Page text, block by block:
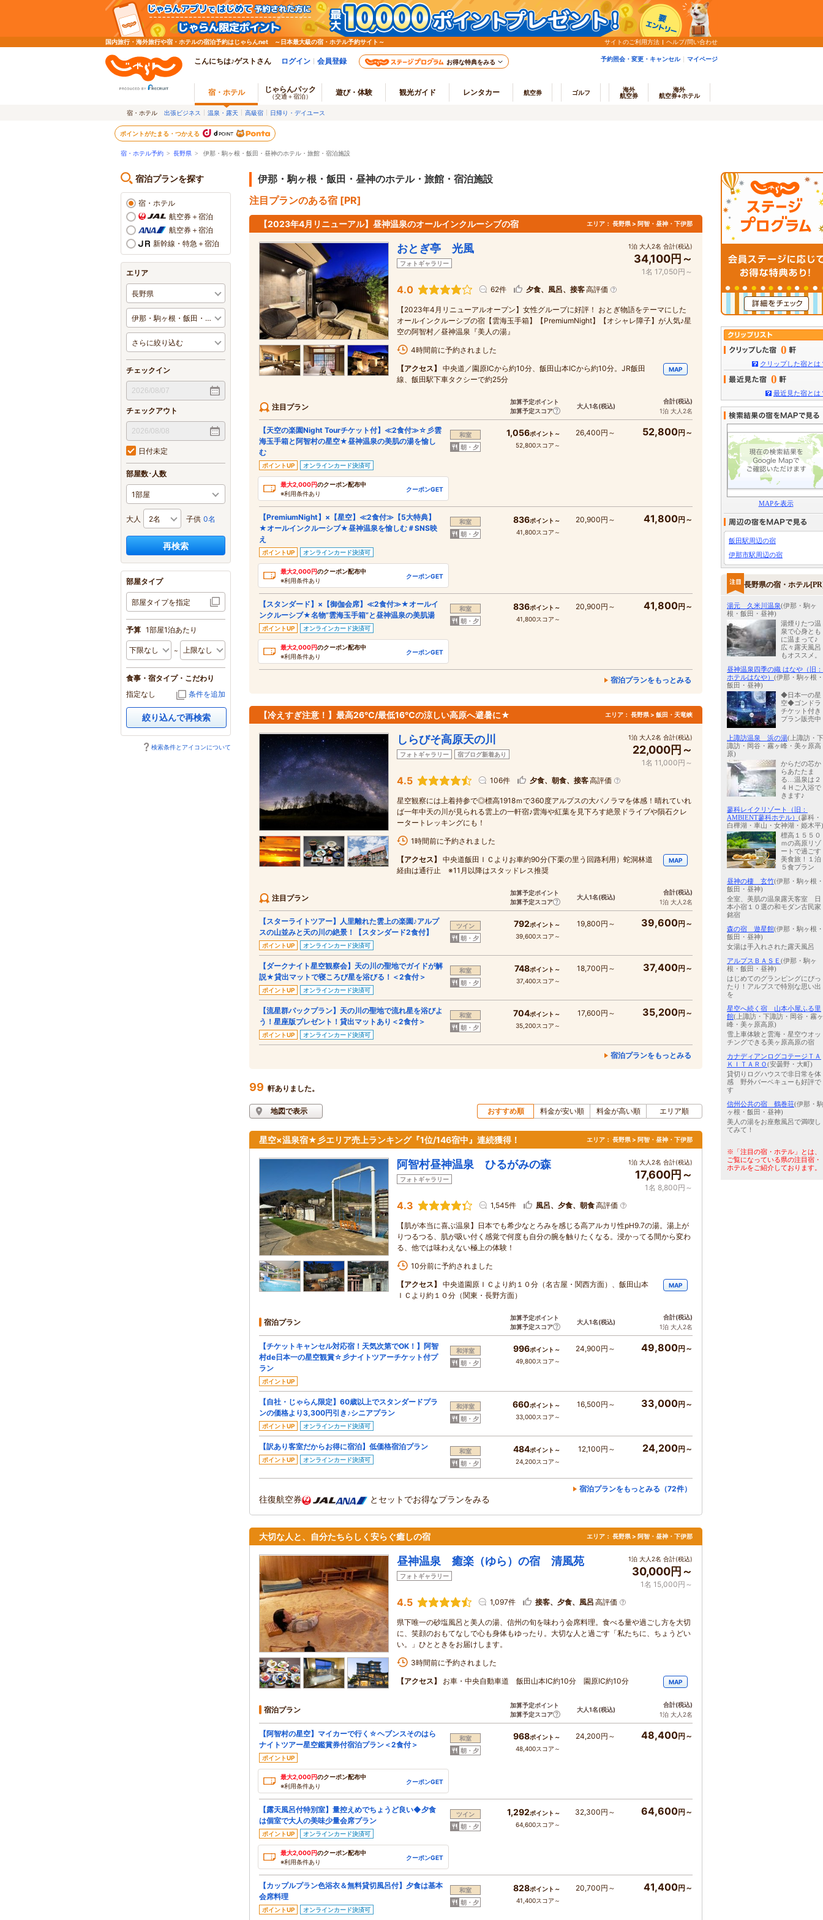
国内旅行・海外旅行や宿・ホテルの宿泊予約はじゃらんnet ～日本最大級の宿・ホテル予約サイト～ サイトのご利用方法 ヘルプ/問い合わせ
こんにちは♪ゲストさん ログイン 会員登録 お得な特典をみる 予約照会・変更・キャンセル マイページ
宿・ホテル じゃらんパック
（交通＋宿泊） 遊び・体験 観光ガイド レンタカー 航空券 ゴルフ
海外
航空券
海外
航空券+ホテル
宿・ホテル 出張ビジネス 温泉・露天 高級宿 日帰り・デイユース
ポイントがたまる・つかえる
宿・ホテル予約 > 長野県 > 伊那・駒ヶ根・飯田・昼神のホテル・旅館・宿泊施設
宿泊プランを探す
宿・ホテル
航空券＋宿泊
航空券＋宿泊
新幹線・特急＋宿泊
エリア
チェックイン
チェックアウト
日付未定
部屋数･人数
大人 子供 0名
再検索
部屋タイプ
部屋タイプを指定
予算 1部屋1泊あたり
食事・宿タイプ・こだわり
指定なし
条件を追加
絞り込んで再検索
検索条件とアイコンについて
伊那・駒ヶ根・飯田・昼神のホテル・旅館・宿泊施設
注目プランのある宿 [PR]
【2023年4月リニューアル】昼神温泉のオールインクルーシブの宿 エリア： 長野県 > 阿智・昼神・下伊那
おとぎ亭 光風
フォトギャラリー
1泊 大人2名 合計(税込)
34,100円～
1名 17,050円～
4.0 62件 夕食、風呂、接客高評価
【2023年4月リニューアルオープン】女性グループに好評！ おとぎ物語をテーマにした
オールインクルーシブの宿【雲海玉手箱】【PremiumNight】【オシャレ障子】が人気♪星
空の阿智村／昼神温泉『美人の湯』
4時間前に予約されました
【アクセス】
中央道／園原ICから約10分、飯田山本ICから約10分。JR飯田
線、飯田駅下車タクシーで約25分
MAP
注目プラン
加算予定ポイント
加算予定スコア
大人1名(税込)
合計(税込)
1泊 大人2名
【天空の楽園Night Tourチケット付】≪2食付≫☆彡雲
海玉手箱と阿智村の星空★昼神温泉の美肌の湯を愉し
む
ポイントUP オンラインカード決済可
最大2,000円のクーポン配布中
※利用条件あり
クーポンGET
和室
朝・夕
1,056ポイント～
52,800スコア～
26,400円～ 52,800円～
【PremiumNight】×【星空】≪2食付≫【5大特典】
★オールインクルーシブ★昼神温泉を愉しむ＃SNS映
え
ポイントUP オンラインカード決済可
最大2,000円のクーポン配布中
※利用条件あり
クーポンGET
和室
朝・夕
836ポイント～
41,800スコア～
20,900円～ 41,800円～
【スタンダード】×【御伽会席】≪2食付≫★オールイ
ンクルーシブ★名物”雲海玉手箱”と昼神温泉の美肌湯
ポイントUP オンラインカード決済可
最大2,000円のクーポン配布中
※利用条件あり
クーポンGET
和室
朝・夕
836ポイント～
41,800スコア～
20,900円～ 41,800円～
宿泊プランをもっとみる
【冷えすぎ注意！】最高26℃/最低16℃の涼しい高原へ避暑に★ エリア： 長野県 > 飯田・天竜峡
しらびそ高原天の川
フォトギャラリー 宿ブログ新着あり
1泊 大人2名 合計(税込)
22,000円～
1名 11,000円～
4.5 106件 夕食、朝食、接客高評価
星空観察には上着持参で◎標高1918ｍで360度アルプスの大パノラマを体感！晴れていれ
ば一年中天の川が見られる雲上の一軒宿♪雲海や紅葉を見下ろす絶景ドライブや隕石クレ
ータートレッキングにも！
1時間前に予約されました
【アクセス】
中央道飯田ＩＣよりお車約90分(下栗の里う回路利用）蛇洞林道
経由は通行止 ※11月以降はスタッドレス推奨
MAP
注目プラン
加算予定ポイント
加算予定スコア
大人1名(税込)
合計(税込)
1泊 大人2名
【スターライトツアー】人里離れた雲上の楽園♪アルプ
スの山並みと天の川の絶景！【スタンダード2食付】
ポイントUP オンラインカード決済可
ツイン
朝・夕
792ポイント～
39,600スコア～
19,800円～ 39,600円～
【ダークナイト星空観察会】天の川の聖地でガイドが解
説★貸出マットで寝ころび星を浴びる！＜2食付＞
ポイントUP オンラインカード決済可
和室
朝・夕
748ポイント～
37,400スコア～
18,700円～ 37,400円～
【流星群パックプラン】天の川の聖地で流れ星を浴びよ
う！星座版プレゼント！貸出マットあり＜2食付＞
ポイントUP オンラインカード決済可
和室
朝・夕
704ポイント～
35,200スコア～
17,600円～ 35,200円～
宿泊プランをもっとみる
99 軒ありました。
地図で表示 おすすめ順 料金が安い順 料金が高い順 エリア順
星空×温泉宿★彡エリア売上ランキング『1位/146宿中』連続獲得！ エリア： 長野県 > 阿智・昼神・下伊那
阿智村昼神温泉 ひるがみの森
フォトギャラリー
1泊 大人2名 合計(税込)
17,600円～
1名 8,800円～
4.3 1,545件 風呂、夕食、朝食高評価
【肌が本当に喜ぶ温泉】日本でも希少なとろみを感じる高アルカリ性pH9.7の湯。湯上が
りつるつる、肌が吸い付く感覚で何度も自分の腕を触りたくなる。浸かってる間から変わ
る、他では味わえない極上の体験！
10分前に予約されました
【アクセス】
中央道園原ＩＣより約１０分（名古屋・関西方面）、飯田山本
ＩＣより約１０分（関東・長野方面）
MAP
宿泊プラン
加算予定ポイント
加算予定スコア
大人1名(税込)
合計(税込)
1泊 大人2名
【チケットキャンセル対応宿！天気次第でOK！】阿智
村de日本一の星空観賞☆彡ナイトツアーチケット付プ
ラン
ポイントUP
和洋室
朝・夕
996ポイント～
49,800スコア～
24,900円～ 49,800円～
【自社・じゃらん限定】60歳以上でスタンダードプラ
ンの価格より3,300円引き♪シニアプラン
ポイントUP オンラインカード決済可
和洋室
朝・夕
660ポイント～
33,000スコア～
16,500円～ 33,000円～
【訳あり客室だからお得に宿泊】低価格宿泊プラン
ポイントUP オンラインカード決済可
和室
朝・夕
484ポイント～
24,200スコア～
12,100円～ 24,200円～
宿泊プランをもっとみる（72件）
往復航空券 とセットでお得なプランをみる
大切な人と、自分たちらしく安らぐ癒しの宿 エリア： 長野県 > 阿智・昼神・下伊那
昼神温泉 癒楽（ゆら）の宿 清風苑
フォトギャラリー
1泊 大人2名 合計(税込)
30,000円～
1名 15,000円～
4.5 1,097件 接客、夕食、風呂 高評価
県下唯一の砂塩風呂と美人の湯、信州の旬を味わう会席料理。食べる量や過ごし方を大切
に、笑顔のおもてなしで心も身体もゆったり。大切な人と過ごす「私たちに、ちょうどい
い。」ひとときをお届けします。
3時間前に予約されました
【アクセス】
お車・中央自動車道 飯田山本IC約10分 園原IC約10分 MAP
宿泊プラン
加算予定ポイント
加算予定スコア
大人1名(税込)
合計(税込)
1泊 大人2名
【阿智村の星空】マイカーで行く☆ヘブンスそのはら
ナイトツアー星空鑑賞券付宿泊プラン＜2食付＞
ポイントUP
最大2,000円のクーポン配布中
※利用条件あり
クーポンGET
和室
朝・夕
968ポイント～
48,400スコア～
24,200円～ 48,400円～
【露天風呂付特別室】量控えめでちょうど良い◆夕食
は個室で大人の美味少量会席プラン
ポイントUP オンラインカード決済可
最大2,000円のクーポン配布中
※利用条件あり
クーポンGET
ツイン
朝・夕
1,292ポイント～
64,600スコア～
32,300円～ 64,600円～
【カップルプラン色浴衣＆無料貸切風呂付】夕食は基本
会席料理
ポイントUP オンラインカード決済可
和室
朝・夕
828ポイント～
41,400スコア～
20,700円～ 41,400円～
0
クリップした宿とは
0
最近見た宿とは
MAPを表示
飯田駅周辺の宿
伊那市駅周辺の宿
長野県の宿・ホテル
湯元 久米川温泉(伊那・駒ヶ
根・飯田・昼神)
湯煙りたつ温
泉で心身とも
に温まって♪
広々露天風呂
もオススメ。
昼神温泉四季の織 はなや（旧：
ホテルはなや） (伊那・駒ヶ根・
飯田・昼神)
◆日本一の星
空◆ゴンドラ
チケット付き
プラン販売中
上諏訪温泉 浜の湯(上諏訪・下
諏訪・岡谷・霧ヶ峰・美ヶ原高
原)
からだの芯か
らあたたま
る…温泉は２
４Ｈご入浴で
きます♪
蓼科レイクリゾート（旧：
AMBIENT蓼科ホテル） (蓼科・
白樺湖・車山・女神湖・姫木平)
標高１５５０
ｍの高原リゾ
ートで過ごす
美食旅！１泊
５食プラン
昼神の棲 玄竹(伊那・駒ヶ根・
飯田・昼神)
全室、美肌の温泉露天客室 日
本小宿１０選の和モダン古民家
銘宿
森の宿 遊星館(伊那・駒ヶ根・
飯田・昼神)
女湯は手入れされた露天風呂
アルプスＢＡＳＥ (伊那・駒ヶ
根・飯田・昼神)
はじめてのグランピングにぴっ
たり！アルプスで特別な思い出
を
星空へ続く宿 山本小屋ふる里
館(上諏訪・下諏訪・岡谷・霧ヶ
峰・美ヶ原高原)
雪上車体験と雲海・星空ウオッ
チングできる美ヶ原高原の宿
カナディアンログコテージＴＡ
ＫＩＴＡＲＯ(安曇野・大町)
貸切りログハウスで非日常を体
感 野外バーベキューも好評で
す
信州公共の宿 鶴巻荘(伊那・駒
ヶ根・飯田・昼神)
美人の湯をお座敷風呂で満喫し
てみて！
※「注目の宿・ホテル」とは、
ご覧になっている県の注目宿・
ホテルをご紹介しております。